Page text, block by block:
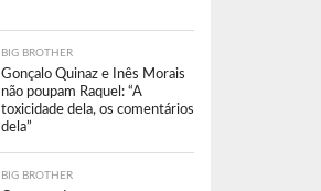
BIG BROTHER
Gonçalo Quinaz e Inês Morais
não poupam Raquel: “A
toxicidade dela, os comentários
dela”
BIG BROTHER